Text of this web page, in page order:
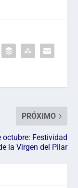
PRÓXIMO
octubre: Festividad
la Virgen del Pilar